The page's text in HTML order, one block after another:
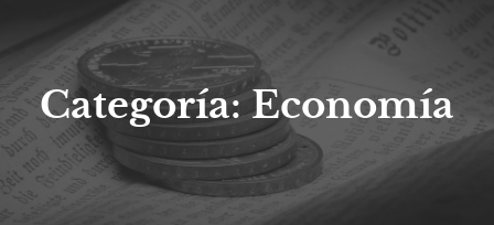
Categoría: Economía